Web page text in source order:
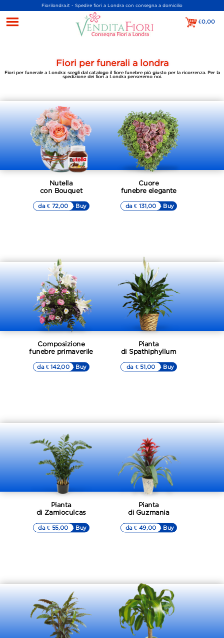
Fiorilondra.it - Spedire fiori a Londra con consegna a domicilio
€0,00
€0,00
Fiori per funerali a londra
Fiori per funerale a Londra: scegli dal catalogo il fiore funebre più giusto per la ricorrenza. Per la
spedizione dei fiori a Londra penseremo noi.
Nutella
con Bouquet
▷▷ Buy
da € 72,00
Cuore
funebre elegante
▷▷ Buy
da € 131,00
Composizione
funebre primaverile
▷▷ Buy
da € 142,00
Pianta
di Spathiphyllum
▷▷ Buy
da € 51,00
Pianta
di Zamioculcas
▷▷ Buy
da € 55,00
Pianta
di Guzmania
▷▷ Buy
da € 49,00